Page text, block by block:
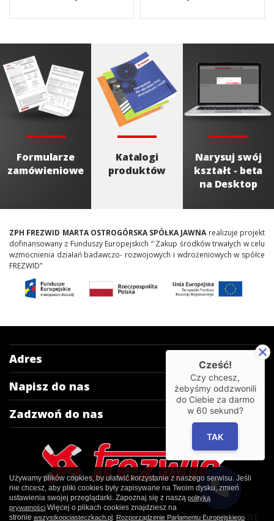
Formularze
zamówieniowe
Katalogi
produktów
Narysuj swój
kształt - beta
na Desktop
ZPH FREZWID MARTA OSTROGÓRSKA SPÓŁKA JAWNArealizuje projekt
dofinansowany z Funduszy Europejskich “ Zakup środków trwałych w celu
wzmocnienia działań badawczo- rozwojowych i wdrożeniowych w spółce
FREZWID”
Adres
Napisz do nas
Zadzwoń do nas
POLITYKA PRYWATNOŚCI OGÓLNE WARUNKI HANDLOWE
Używamy plików cookies, by ułatwić korzystanie z naszego serwisu. Jeśli
nie chcesz, aby pliki cookies były zapisywane na Twoim dysku, zmień
ustawienia swojej przeglądarki. Zapoznaj się z naszą polityką
prywatności Więcej o plikach cookies znajdziesz na
stronie wszystkoociasteczkach.pl. Rozporządzenie Parlamentu Europejskiego
Cześć!
Czy chcesz,
żebyśmy oddzwonili
do Ciebie za darmo
w 60 sekund?
TAK